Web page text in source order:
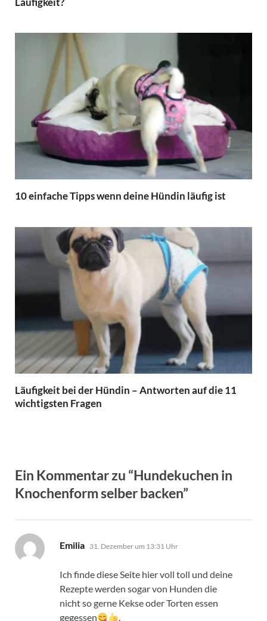
10 einfache Tipps wenn deine Hündin läufig ist
Läufigkeit bei der Hündin – Antworten auf die 11
wichtigsten Fragen
Ein Kommentar zu “Hundekuchen in
Knochenform selber backen”
Emilia sagt:
31. Dezember um 13:31 Uhr
Ich finde diese Seite hier voll toll und deine
Rezepte werden sogar von Hunden die
nicht so gerne Kekse oder Torten essen
gegessen
.